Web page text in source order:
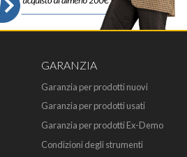
GARANZIA
Garanzia per prodotti nuovi
Garanzia per prodotti usati
Garanzia per prodotti Ex-Demo
Condizioni degli strumenti